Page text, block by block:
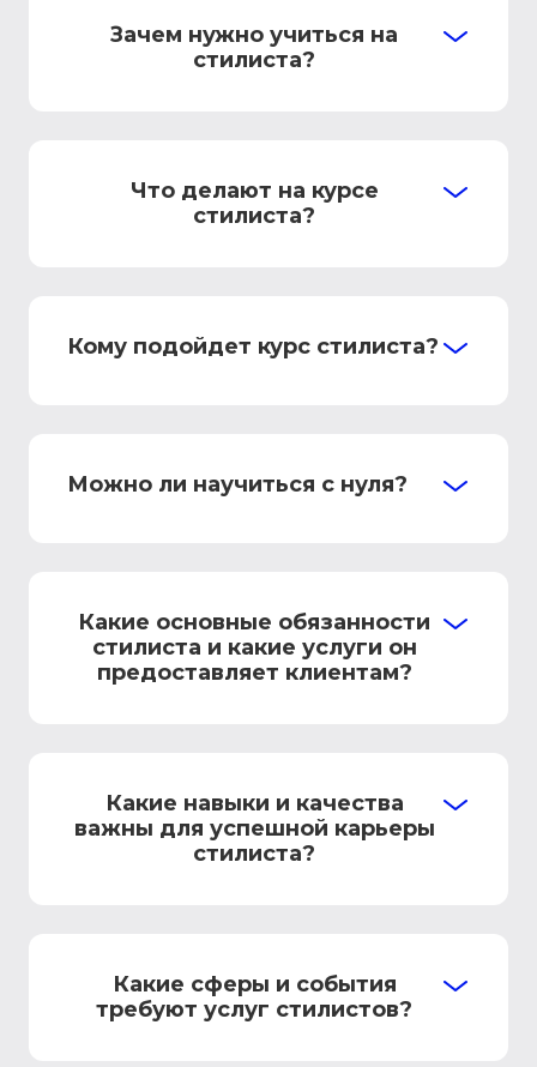
Зачем нужно учиться на
стилиста?
Что делают на курсе
стилиста?
Кому подойдет курс стилиста?
Можно ли научиться с нуля?
Какие основные обязанности
стилиста и какие услуги он
предоставляет клиентам?
Какие навыки и качества
важны для успешной карьеры
стилиста?
Какие сферы и события
требуют услуг стилистов?